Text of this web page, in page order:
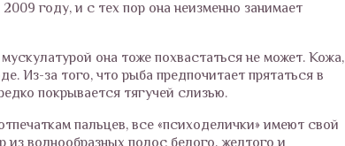
году, и с тех пор она неизменно занимает
она тоже похвастаться не может. Кожа,
Из-за того, что рыба предпочитает прятаться в
покрывается тягучей слизью.
пальцев, все «психоделички» имеют свой
волнообразных полос белого, желтого и